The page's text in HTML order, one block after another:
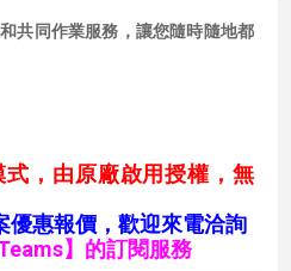
共同作業服務，讓您隨時隨地都
，由原廠啟用授權，無
優惠報價，歡迎來電洽詢
】的訂閱服務